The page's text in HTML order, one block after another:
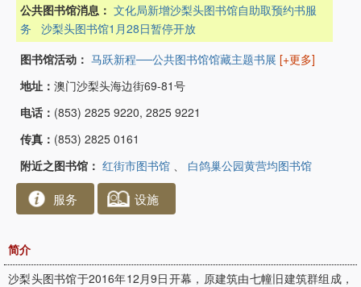
公共图书馆消息： 文化局新增沙梨头图书馆自助取预约书服
务
沙梨头图书馆1月28日暂停开放
图书馆活动： 马跃新程──公共图书馆馆藏主题书展 [+更多]
地址： 澳门沙梨头海边街69-81号
电话： (853) 2825 9220, 2825 9221
传真： (853) 2825 0161
附近之图书馆： 红街市图书馆 白鸽巢公园黄营均图书馆
服务 设施
简介
沙梨头图书馆于2016年12月9日开幕，原建筑由七幢旧建筑群组成，